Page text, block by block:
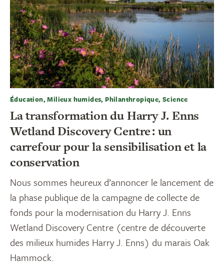
Éducation, Milieux humides, Philanthropique, Science
La transformation du Harry J. Enns
Wetland Discovery Centre : un
carrefour pour la sensibilisation et la
conservation
Nous sommes heureux d’annoncer le lancement de
la phase publique de la campagne de collecte de
fonds pour la modernisation du Harry J. Enns
Wetland Discovery Centre (centre de découverte
des milieux humides Harry J. Enns) du marais Oak
Hammock.